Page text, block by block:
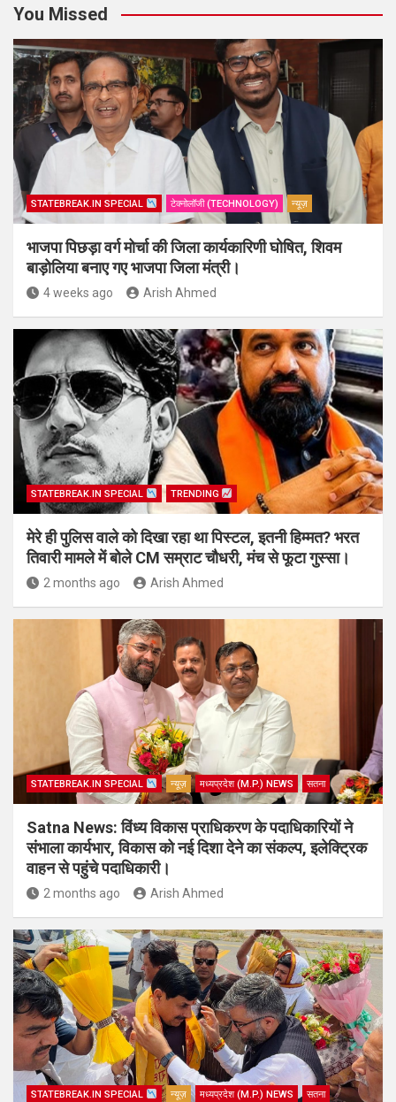
You Missed
STATEBREAK.IN SPECIAL टेक्नोलॉजी (TECHNOLOGY) न्यूज़
भाजपा पिछड़ा वर्ग मोर्चा की जिला कार्यकारिणी घोषित, शिवम
बाड़ोलिया बनाए गए भाजपा जिला मंत्री।
4 weeks ago Arish Ahmed
STATEBREAK.IN SPECIAL TRENDING
मेरे ही पुलिस वाले को दिखा रहा था पिस्टल, इतनी हिम्मत? भरत
तिवारी मामले में बोले CM सम्राट चौधरी, मंच से फूटा गुस्सा।
2 months ago Arish Ahmed
STATEBREAK.IN SPECIAL न्यूज़ मध्यप्रदेश (M.P.) NEWS सतना
Satna News: विंध्य विकास प्राधिकरण के पदाधिकारियों ने
संभाला कार्यभार, विकास को नई दिशा देने का संकल्प, इलेक्ट्रिक
वाहन से पहुंचे पदाधिकारी।
2 months ago Arish Ahmed
STATEBREAK.IN SPECIAL न्यूज़ मध्यप्रदेश (M.P.) NEWS सतना